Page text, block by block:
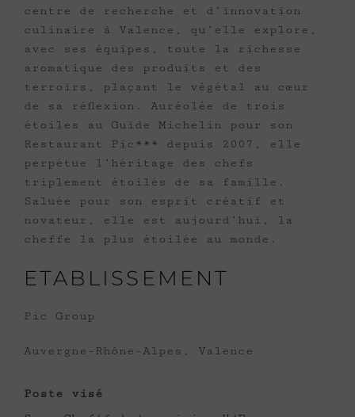
centre de recherche et d’innovation
culinaire à Valence, qu’elle explore,
avec ses équipes, toute la richesse
aromatique des produits et des
terroirs, plaçant le végétal au cœur
de sa réflexion. Auréolée de trois
étoiles au Guide Michelin pour son
Restaurant Pic*** depuis 2007, elle
perpétue l’héritage des chefs
triplement étoilés de sa famille.
Saluée pour son esprit créatif et
novateur, elle est aujourd’hui, la
cheffe la plus étoilée au monde.
ETABLISSEMENT
Pic Group
Auvergne-Rhône-Alpes, Valence
Poste visé